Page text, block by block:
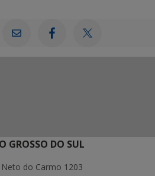
GROSSO DO SUL
do Carmo 1203